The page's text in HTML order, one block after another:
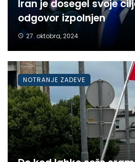
Iran je dosegel svoje
odgovor izpolnjen
27. oktobra, 2024
NOTRANJE ZADEVE